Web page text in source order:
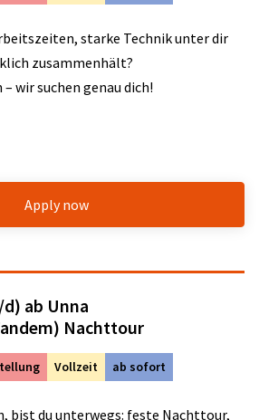
starke Technik unter dir
zusammenhält?
wir suchen genau dich!
Apply now
ab Unna
Nachttour
Vollzeit ab sofort
bist du unterwegs: feste Nachttour,